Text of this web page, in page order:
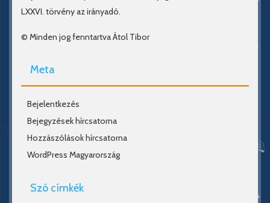
LXXVI. törvény az irányadó.
© Minden jog fenntartva Átol Tibor
Meta
Bejelentkezés
Bejegyzések hírcsatorna
Hozzászólások hírcsatorna
WordPress Magyarország
Szó címkék